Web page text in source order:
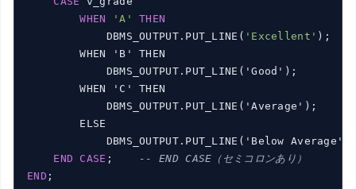
WHEN
'A'
THEN
            DBMS_OUTPUT.PUT_LINE(
'Excellent' );
        WHEN 'B' THEN
            DBMS_OUTPUT.PUT_LINE('Good');
        WHEN 'C' THEN
            DBMS_OUTPUT.PUT_LINE('Average');
        ELSE
            DBMS_OUTPUT.PUT_LINE('Below Average');
END
CASE ;
-- END CASE（セミコロンあり）
END ;